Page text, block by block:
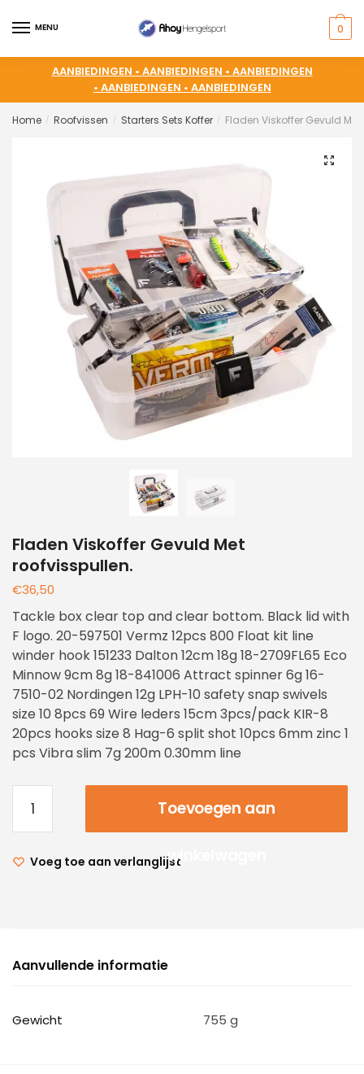
MENU 0
AANBIEDINGEN • AANBIEDINGEN • AANBIEDINGEN
• AANBIEDINGEN • AANBIEDINGEN
Home / Roofvissen / Starters Sets Koffer / Fladen Viskoffer Gevuld
🔍
Fladen Viskoffer Gevuld Met
roofvisspullen.
€36,50
Tackle box clear top and clear bottom. Black lid with
F logo. 20-597501 Vermz 12pcs 800 Float kit line
winder hook 151233 Dalton 12cm 18g 18-2709FL65 Eco
Minnow 9cm 8g 18-841006 Attract spinner 6g 16-
7510-02 Nordingen 12g LPH-10 safety snap swivels
size 10 8pcs 69 Wire leders 15cm 3pcs/pack KIR-8
20pcs hooks size 8 Hag-6 split shot 10pcs 6mm zinc 1
pcs Vibra slim 7g 200m 0.30mm line
Toevoegen aan
winkelwagen
Voeg toe aan verlanglijst
Aanvullende informatie
Gewicht 755 g